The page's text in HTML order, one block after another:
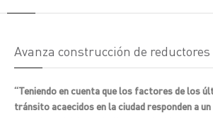
Avanza construcción de reductores
“Teniendo en cuenta que los factores de los
tránsito acaecidos en la ciudad responden a